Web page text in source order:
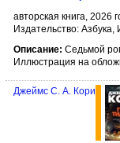
авторская книга, 2026
Издательство:
Описание: Седьмой
Иллюстрация на
Джеймс С. А. Кори